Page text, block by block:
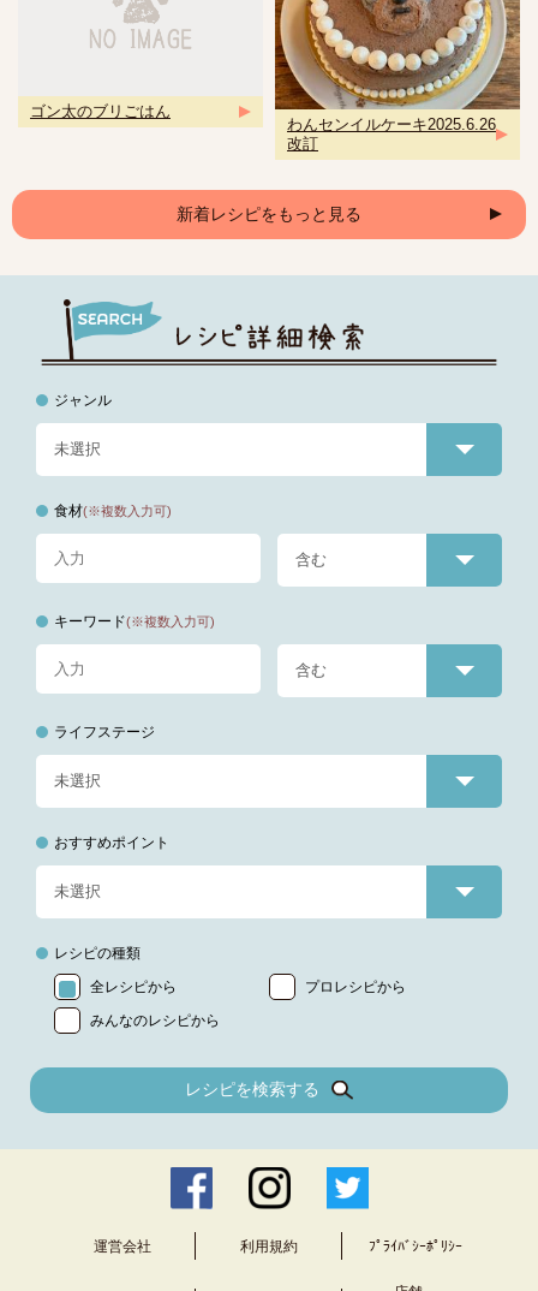
ゴン太のブリごはん
わんセンイルケーキ2025.6.26
改訂
新着レシピをもっと見る
ジャンル
食材(※複数入力可)
キーワード(※複数入力可)
ライフステージ
おすすめポイント
レシピの種類
全レシピから
プロレシピから
みんなのレシピから
レシピを検索する
運営会社 利用規約 ﾌﾟﾗｲﾊﾞｼｰﾎﾟﾘｼｰ